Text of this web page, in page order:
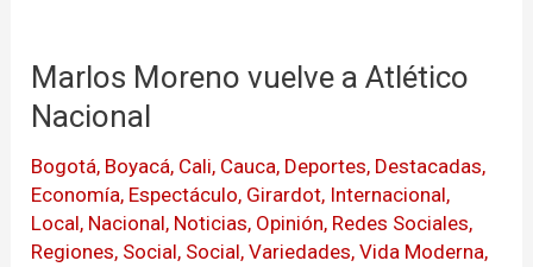
Marlos Moreno vuelve a Atlético
Nacional
Bogotá, Boyacá, Cali, Cauca, Deportes, Destacadas,
Economía, Espectáculo, Girardot, Internacional,
Local, Nacional, Noticias, Opinión, Redes Sociales,
Regiones, Social, Social,Variedades,Vida Moderna,
vuelve
a
Nacional